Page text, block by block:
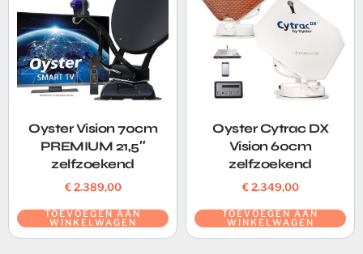
Oyster Vision 70cm
PREMIUM 21,5″
zelfzoekend
€2.389,00
TOEVOEGEN AAN
WINKELWAGEN
Oyster Cytrac DX
Vision 60cm
zelfzoekend
€2.349,00
TOEVOEGEN AAN
WINKELWAGEN